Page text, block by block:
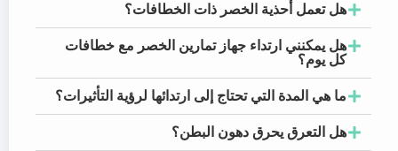
هل تعمل أحذية الخصر ذات الخطافات؟
هل يمكنني ارتداء جهاز تمارين الخصر مع خطافات
كل يوم؟
ما هي المدة التي تحتاج إلى ارتدائها لرؤية التأثيرات؟
هل التعرق يحرق دهون البطن؟